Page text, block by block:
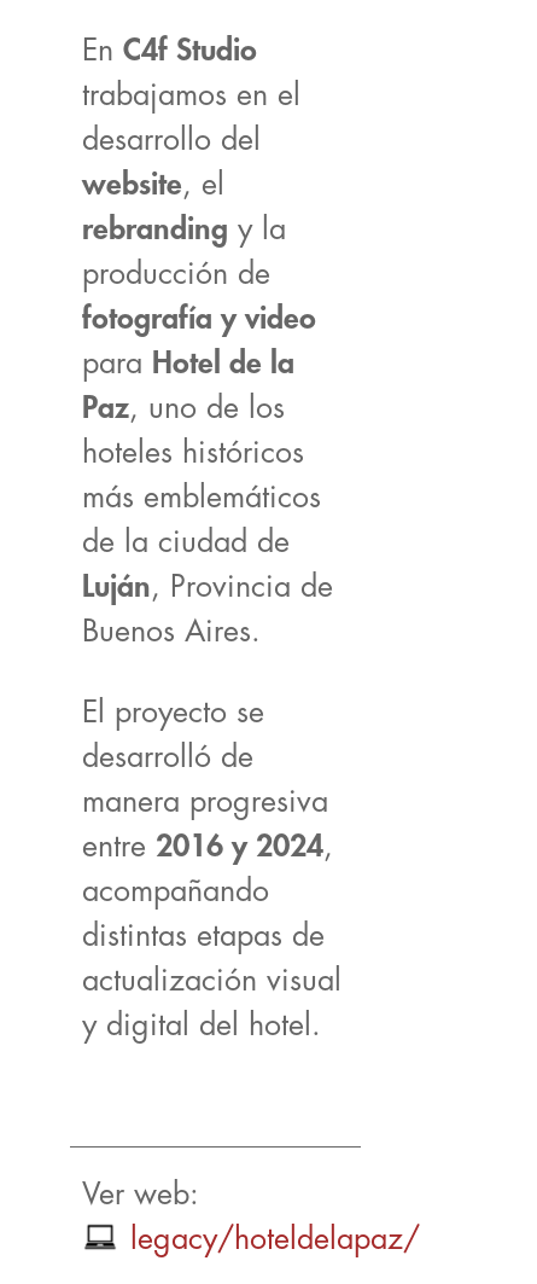
EnC4f Studio
trabajamos en el
desarrollo del
website, el
rebranding y la
producción de
fotografía y video
para Hotel de la
Paz, uno de los
hoteles históricos
más emblemáticos
de la ciudad de
Luján, Provincia de
Buenos Aires.
El proyecto se
desarrolló de
manera progresiva
entre 2016 y 2024,
acompañando
distintas etapas de
actualización visual
y digital del hotel.
Ver web:
legacy/hoteldelapaz/